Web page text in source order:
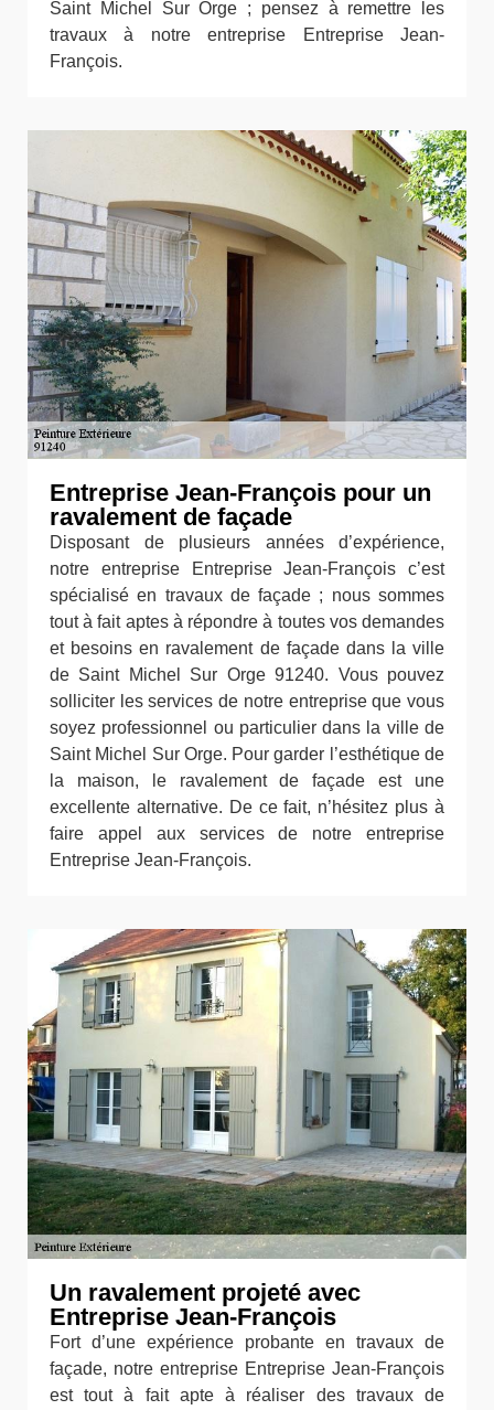
Saint Michel Sur Orge ; pensez à remettre les
travaux à notre entreprise Entreprise Jean-
François.
Entreprise Jean-François pour un
ravalement de façade
Disposant de plusieurs années d’expérience,
notre entreprise Entreprise Jean-François c’est
spécialisé en travaux de façade ; nous sommes
tout à fait aptes à répondre à toutes vos demandes
et besoins en ravalement de façade dans la ville
de Saint Michel Sur Orge 91240. Vous pouvez
solliciter les services de notre entreprise que vous
soyez professionnel ou particulier dans la ville de
Saint Michel Sur Orge. Pour garder l’esthétique de
la maison, le ravalement de façade est une
excellente alternative. De ce fait, n’hésitez plus à
faire appel aux services de notre entreprise
Entreprise Jean-François.
Un ravalement projeté avec
Entreprise Jean-François
Fort d’une expérience probante en travaux de
façade, notre entreprise Entreprise Jean-François
est tout à fait apte à réaliser des travaux de